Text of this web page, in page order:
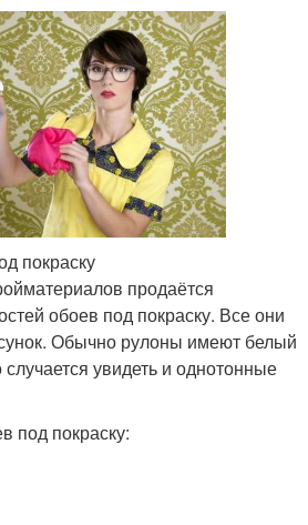
покраску
продаётся
обоев под покраску. Все они
Обычно рулоны имеют белый
увидеть и однотонные
под покраску: